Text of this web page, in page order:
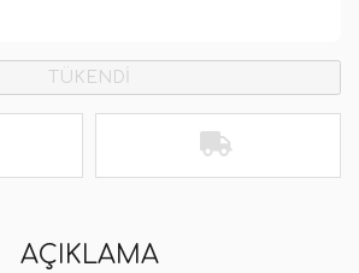
TÜKENDİ
AÇIKLAMA